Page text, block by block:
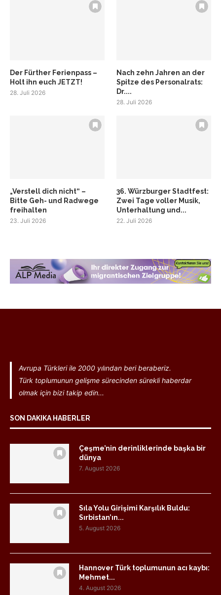
Der Fürther Ferienpass –
Holt ihn euch JETZT!
28. Juli 2026
Nach zehn Jahren an der
Spitze des Personalrats:
Dr....
28. Juli 2026
„Verstell dich nicht“ –
Bitte Geh- und Radwege
freihalten
23. Juli 2026
36. Würzburger Stadtfest:
Zwei Tage voller Musik,
Unterhaltung und...
22. Juli 2026
Avrupa Türkleri ile 2000 yılından beri beraberiz.
Türk toplumunun gelişme sürecinden sürekli haberdar
olmak için bizi takip edin...
SON DAKIKA HABERLER
Çeşme’nin derinliklerinde başka bir
dünya
7. August 2026
Sıla Yolu Girişimi Karşılık Buldu:
Sırbistan’ın...
5. August 2026
Hannover Türk toplumunun acı kaybı:
Mehmet...
4. August 2026